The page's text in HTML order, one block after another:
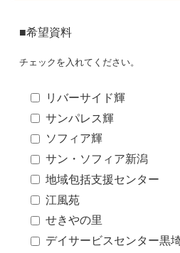
■希望資料
チェックを入れてください。
リバーサイド輝
サンパレス輝
ソフィア輝
サン・ソフィア新潟
地域包括支援センター
江風苑
せきやの里
デイサービスセンター黒